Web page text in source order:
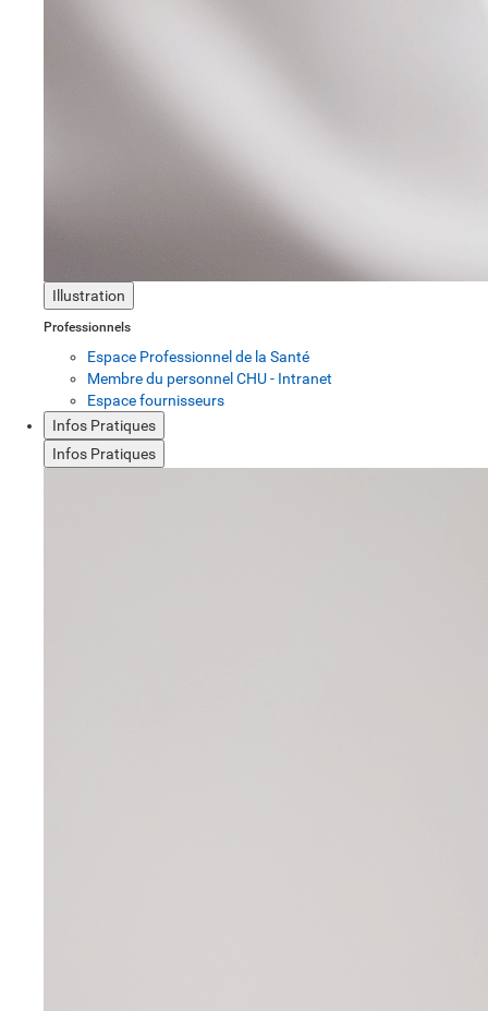
Illustration
Professionnels
Espace Professionnel de la Santé
Membre du personnel CHU - Intranet
Espace fournisseurs
Infos Pratiques
Infos Pratiques